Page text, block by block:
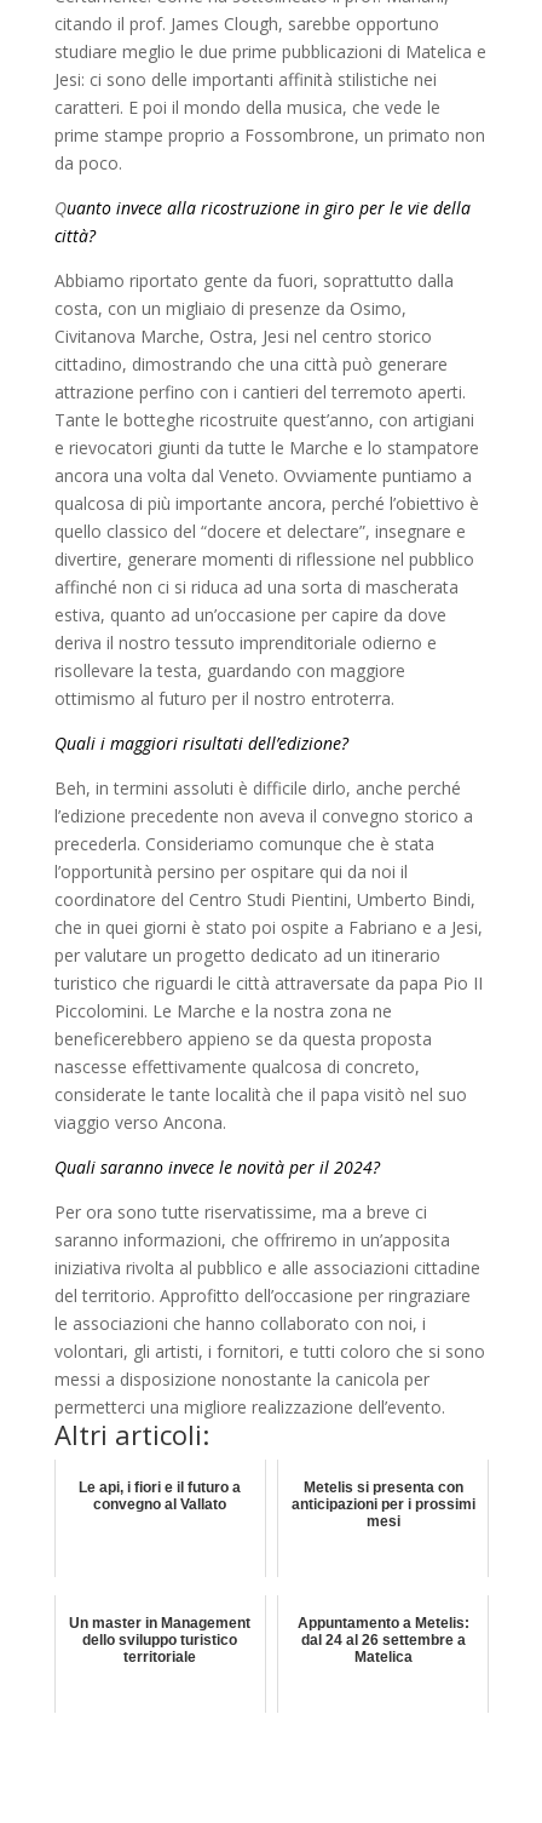
citando il prof. James Clough, sarebbe opportuno
studiare meglio le due prime pubblicazioni di Matelica e
Jesi: ci sono delle importanti affinità stilistiche nei
caratteri. E poi il mondo della musica, che vede le
prime stampe proprio a Fossombrone, un primato non
da poco.
Quanto invece alla ricostruzione in giro per le vie della
città?
Abbiamo riportato gente da fuori, soprattutto dalla
costa, con un migliaio di presenze da Osimo,
Civitanova Marche, Ostra, Jesi nel centro storico
cittadino, dimostrando che una città può generare
attrazione perfino con i cantieri del terremoto aperti.
Tante le botteghe ricostruite quest’anno, con artigiani
e rievocatori giunti da tutte le Marche e lo stampatore
ancora una volta dal Veneto. Ovviamente puntiamo a
qualcosa di più importante ancora, perché l’obiettivo è
quello classico del “docere et delectare”, insegnare e
divertire, generare momenti di riflessione nel pubblico
affinché non ci si riduca ad una sorta di mascherata
estiva, quanto ad un’occasione per capire da dove
deriva il nostro tessuto imprenditoriale odierno e
risollevare la testa, guardando con maggiore
ottimismo al futuro per il nostro entroterra.
Quali i maggiori risultati dell’edizione?
Beh, in termini assoluti è difficile dirlo, anche perché
l’edizione precedente non aveva il convegno storico a
precederla. Consideriamo comunque che è stata
l’opportunità persino per ospitare qui da noi il
coordinatore del Centro Studi Pientini, Umberto Bindi,
che in quei giorni è stato poi ospite a Fabriano e a Jesi,
per valutare un progetto dedicato ad un itinerario
turistico che riguardi le città attraversate da papa Pio II
Piccolomini. Le Marche e la nostra zona ne
beneficerebbero appieno se da questa proposta
nascesse effettivamente qualcosa di concreto,
considerate le tante località che il papa visitò nel suo
viaggio verso Ancona.
Quali saranno invece le novità per il 2024?
Per ora sono tutte riservatissime, ma a breve ci
saranno informazioni, che offriremo in un’apposita
iniziativa rivolta al pubblico e alle associazioni cittadine
del territorio. Approfitto dell’occasione per ringraziare
le associazioni che hanno collaborato con noi, i
volontari, gli artisti, i fornitori, e tutti coloro che si sono
messi a disposizione nonostante la canicola per
permetterci una migliore realizzazione dell’evento.
Altri articoli:
Le api, i fiori e il futuro a
convegno al Vallato
Metelis si presenta con
anticipazioni per i prossimi
mesi
Un master in Management
dello sviluppo turistico
territoriale
Appuntamento a Metelis:
dal 24 al 26 settembre a
Matelica